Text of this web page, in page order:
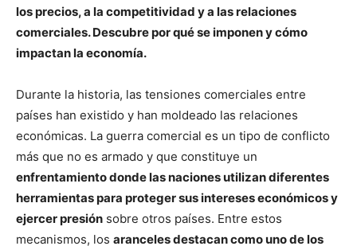
los precios, a la competitividad y a las relaciones
comerciales. Descubre por qué se imponen y cómo
impactan la economía.
Durante la historia, las tensiones comerciales entre
países han existido y han moldeado las relaciones
económicas. La guerra comercial es un tipo de conflicto
más que no es armado y que constituye un
enfrentamiento donde las naciones utilizan diferentes
herramientas para proteger sus intereses económicos y
ejercer presión sobre otros países. Entre estos
mecanismos, los aranceles destacan como uno de los